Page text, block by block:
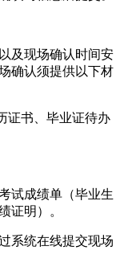
及现场确认时间安
确认须提供以下材
证书、毕业证待办
试成绩单（毕业生
证明）。
系统在线提交现场